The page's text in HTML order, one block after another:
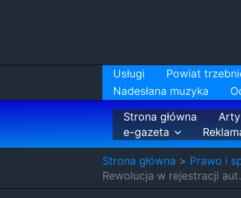
Usługi Powiat
Nadesłana muzyka
Strona główna
e-gazeta
Strona główna
Prawo i
Rewolucja w rejestracji